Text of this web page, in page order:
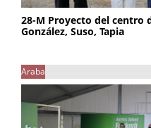
28-M Proyecto del centro
González, Suso, Tapia
Araba